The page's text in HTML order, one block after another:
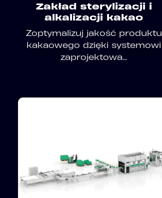
Zakład sterylizacji i
alkalizacji kakao
Zoptymalizuj jakość produktu
kakaowego dzięki systemowi
zaprojektowa...